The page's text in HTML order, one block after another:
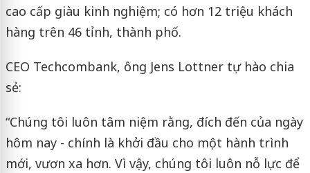
cao cấp giàu kinh nghiệm; có hơn 12 triệu khách
hàng trên 46 tỉnh, thành phố.
CEO Techcombank, ông Jens Lottner tự hào chia
sẻ:
“Chúng tôi luôn tâm niệm rằng, đích đến của ngày
hôm nay - chính là khởi đầu cho một hành trình
mới, vươn xa hơn. Vì vậy, chúng tôi luôn nỗ lực để